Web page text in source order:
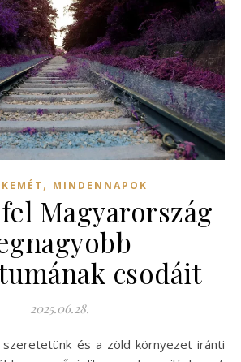
, MINDENNAPOK
Magyarország
csodáit
2025.06.28.